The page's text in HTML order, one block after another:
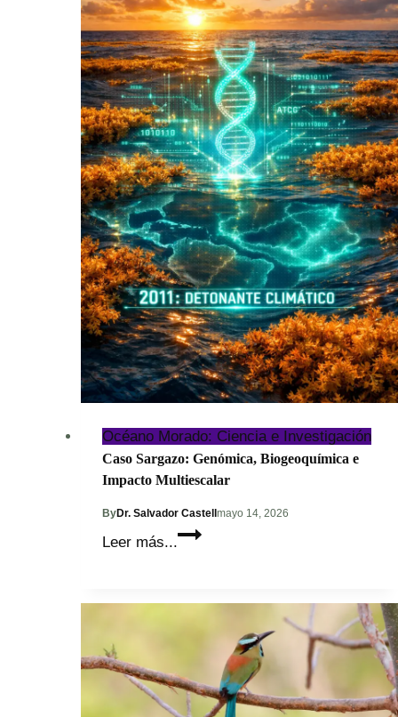
Océano Morado: Ciencia e Investigación
Caso Sargazo: Genómica, Biogeoquímica e
Impacto Multiescalar
ByDr. Salvador Castell mayo 14, 2026
Leer más...
Caso
Biogeoquímica
Impacto
Multiescalar